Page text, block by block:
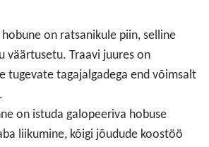
hobune on ratsanikule piin, selline
väärtusetu. Traavi juures on
tugevate tagajalgadega end võimsalt
on istuda galopeeriva hobuse
liikumine, kõigi jõudude koostöö